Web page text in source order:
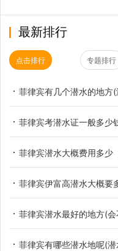
最新排行
点击排行 专题排行
菲律宾有几个潜水的地方
菲律宾考潜水证一般多少
菲律宾潜水大概费用多少
菲律宾伊富高潜水大概要
菲律宾潜水最好的地方(
菲律宾有哪些潜水地呢(